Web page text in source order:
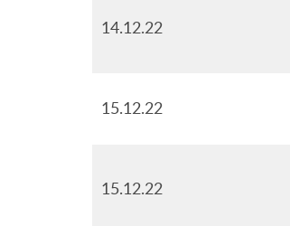
14.12.22
15.12.22
15.12.22